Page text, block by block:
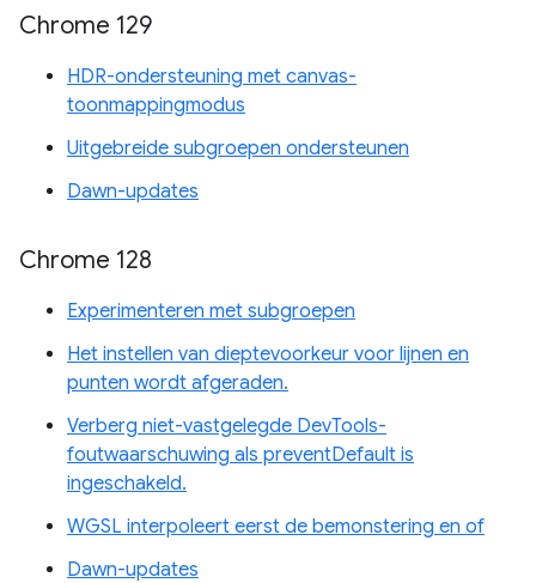
Chrome 129
HDR-ondersteuning met canvas-
toonmappingmodus
Uitgebreide subgroepen ondersteunen
Dawn-updates
Chrome 128
Experimenteren met subgroepen
Het instellen van dieptevoorkeur voor lijnen en
punten wordt afgeraden.
Verberg niet-vastgelegde DevTools-
foutwaarschuwing als preventDefault is
ingeschakeld.
WGSL interpoleert eerst de bemonstering en of
Dawn-updates